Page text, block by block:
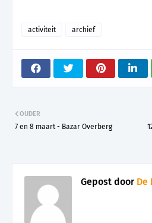
activiteit archief
OUDER
7 en 8 maart - Bazar Overberg
Gepost doorDe